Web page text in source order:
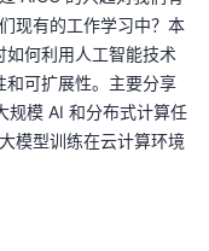
现有的工作学习中？本
何利用人工智能技术
和可扩展性。主要分享
规模 AI 和分布式计算任
模型训练在云计算环境